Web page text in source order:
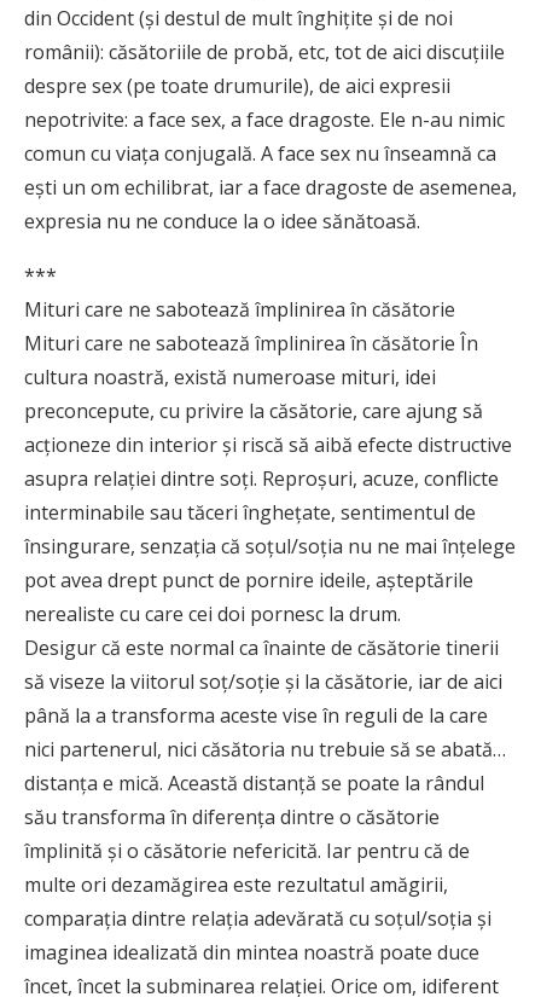
din Occident (şi destul de mult înghiţite şi de noi
românii): căsătoriile de probă, etc, tot de aici discuţiile
despre sex (pe toate drumurile), de aici expresii
nepotrivite: a face sex, a face dragoste. Ele n-au nimic
comun cu viaţa conjugală. A face sex nu înseamnă ca
eşti un om echilibrat, iar a face dragoste de asemenea,
expresia nu ne conduce la o idee sănătoasă.
***
Mituri care ne sabotează împlinirea în căsătorie
Mituri care ne sabotează împlinirea în căsătorie În
cultura noastră, există numeroase mituri, idei
preconcepute, cu privire la căsătorie, care ajung să
acţioneze din interior şi riscă să aibă efecte distructive
asupra relaţiei dintre soţi. Reproşuri, acuze, conflicte
interminabile sau tăceri îngheţate, sentimentul de
însingurare, senzaţia că soţul/soţia nu ne mai înţelege
pot avea drept punct de pornire ideile, aşteptările
nerealiste cu care cei doi pornesc la drum.
Desigur că este normal ca înainte de căsătorie tinerii
să viseze la viitorul soţ/soţie şi la căsătorie, iar de aici
până la a transforma aceste vise în reguli de la care
nici partenerul, nici căsătoria nu trebuie să se abată…
distanţa e mică. Această distanţă se poate la rândul
său transforma în diferenţa dintre o căsătorie
împlinită şi o căsătorie nefericită. Iar pentru că de
multe ori dezamăgirea este rezultatul amăgirii,
comparaţia dintre relaţia adevărată cu soţul/soţia şi
imaginea idealizată din mintea noastră poate duce
încet, încet la subminarea relaţiei. Orice om, idiferent